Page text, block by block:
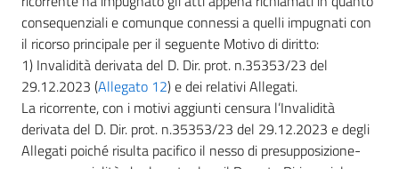
consequenziali e comunque connessi a quelli impugnati con
il ricorso principale per il seguente Motivo di diritto:
1) Invalidità derivata del D. Dir. prot. n.35353/23 del
29.12.2023 (Allegato 12) e dei relativi Allegati.
La ricorrente, con i motivi aggiunti censura l’Invalidità
derivata del D. Dir. prot. n.35353/23 del 29.12.2023 e degli
Allegati poiché risulta pacifico il nesso di presupposizione-